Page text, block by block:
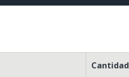
Cantidad